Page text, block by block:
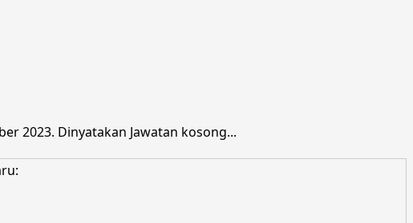
2023. Dinyatakan Jawatan kosong...